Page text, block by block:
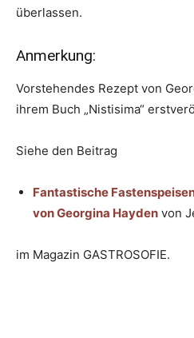
überlassen.
Anmerkung:
Vorstehendes Rezept von
ihrem Buch „Nistisima“
Siehe den Beitrag
Fantastische
von Georgina Hayden von
im Magazin GASTROSOFIE.